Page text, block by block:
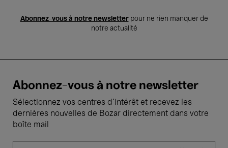
Abonnez-vous à notre newsletterpour ne rien manquer de
notre actualité
Abonnez-vous à notre newsletter
Sélectionnez vos centres d'intérêt et recevez les
dernières nouvelles de Bozar directement dans votre
boîte mail